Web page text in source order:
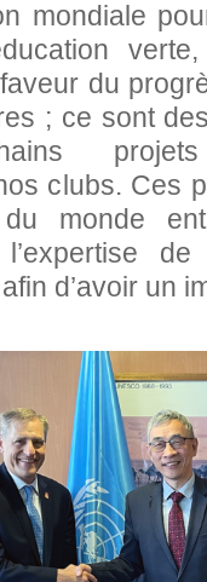
mondiale
du
; ce sont
projets
clubs. Ces
monde
de
d’avoir un